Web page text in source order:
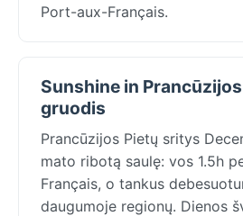
Port-aux-Français.
Sunshine in
gruodis
Prancūzijos Pietų sritys
mato ribotą saulę: vos 1.5h
Français, o tankus
daugumoje regionų. Dienos